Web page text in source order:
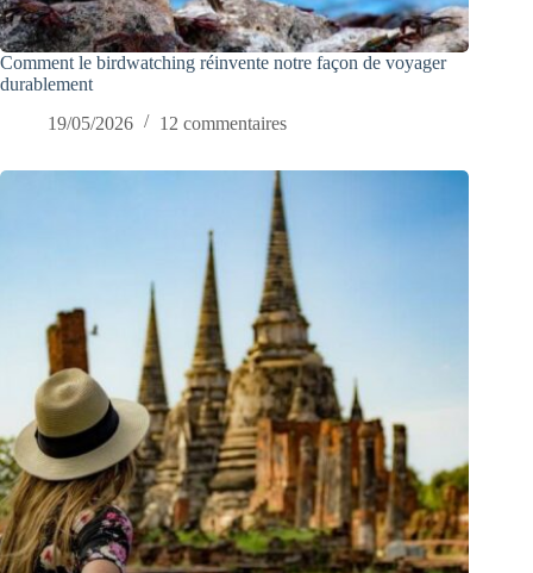
Comment le birdwatching réinvente notre façon de voyager
durablement
19/05/2026
12 commentaires